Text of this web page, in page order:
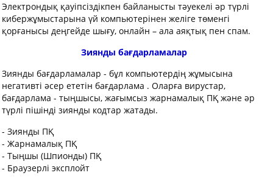
Электрондық қауiпсiздiкпен байланысты тәуекелі әр түрлi
кибержұмыстарына үй компьютерiнен желiге төменгi
қорғанысы деңгейде шығу, онлайн – ала аяқтық пен спам.
Зиянды бағдарламалар
Зиянды бағдарламалар - бұл компьютердiң жұмысына
негативтi әсер ететiн бағдарлама . Оларға вирустар,
бағдарлама - тыңшысы, жағымсыз жарнамалық ПҚ және әр
түрлi пiшiнді зиянды кодтар жатады.
- Зиянды ПҚ
- Жарнамалық ПҚ
- Тыңшы (Шпионды) ПҚ
- Браузерлі эксплойт